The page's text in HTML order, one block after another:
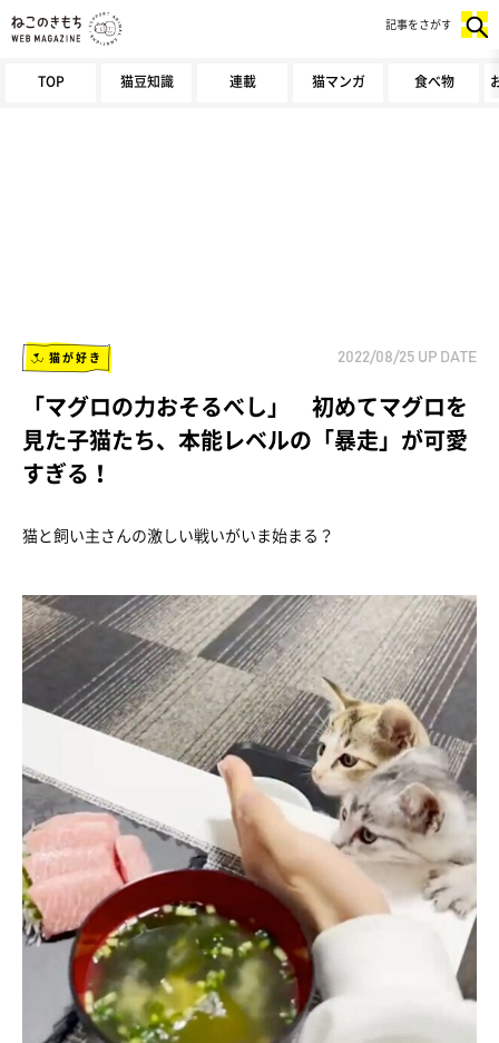
TOP 猫豆知識 連載 猫マンガ 食べ物
記事をさがす
猫が好き 2022/08/25 UP DATE
「マグロの力おそるべし」 初めてマグロを
見た子猫たち、本能レベルの「暴走」が可愛
すぎる！
猫と飼い主さんの激しい戦いがいま始まる？